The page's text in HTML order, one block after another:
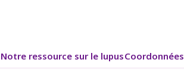
Notre ressource sur le lupusCoordonnées